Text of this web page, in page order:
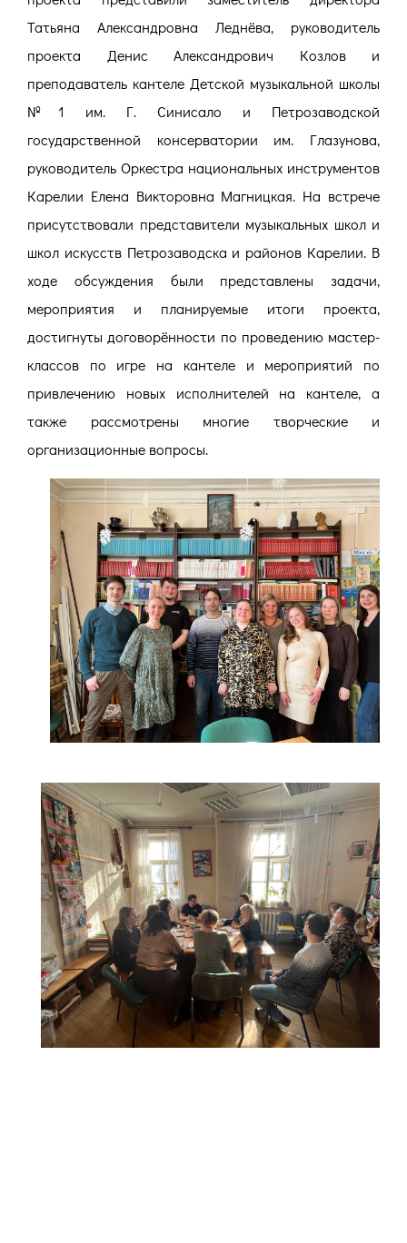
Татьяна Александровна Леднёва, руководитель
проекта Денис Александрович Козлов и
преподаватель кантеле Детской музыкальной школы
№1 им. Г. Синисало и Петрозаводской
государственной консерватории им. Глазунова,
руководитель Оркестра национальных инструментов
Карелии Елена Викторовна Магницкая. На встрече
присутствовали представители музыкальных школ и
школ искусств Петрозаводска и районов Карелии. В
ходе обсуждения были представлены задачи,
мероприятия и планируемые итоги проекта,
достигнуты договорённости по проведению мастер-
классов по игре на кантеле и мероприятий по
привлечению новых исполнителей на кантеле, а
также рассмотрены многие творческие и
организационные вопросы.